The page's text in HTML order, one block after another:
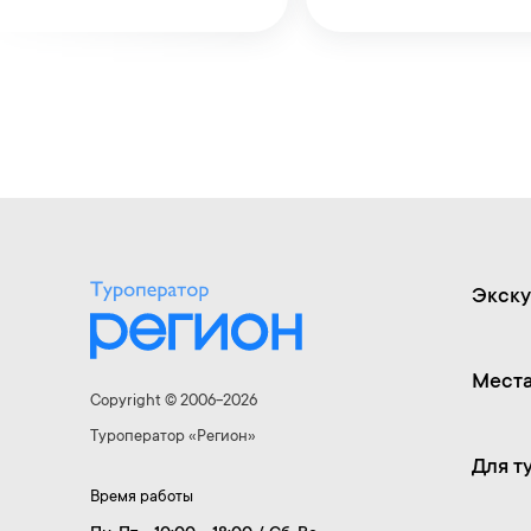
Copyright © 2006-2026
Туроператор «Регион»
Время работы
Для